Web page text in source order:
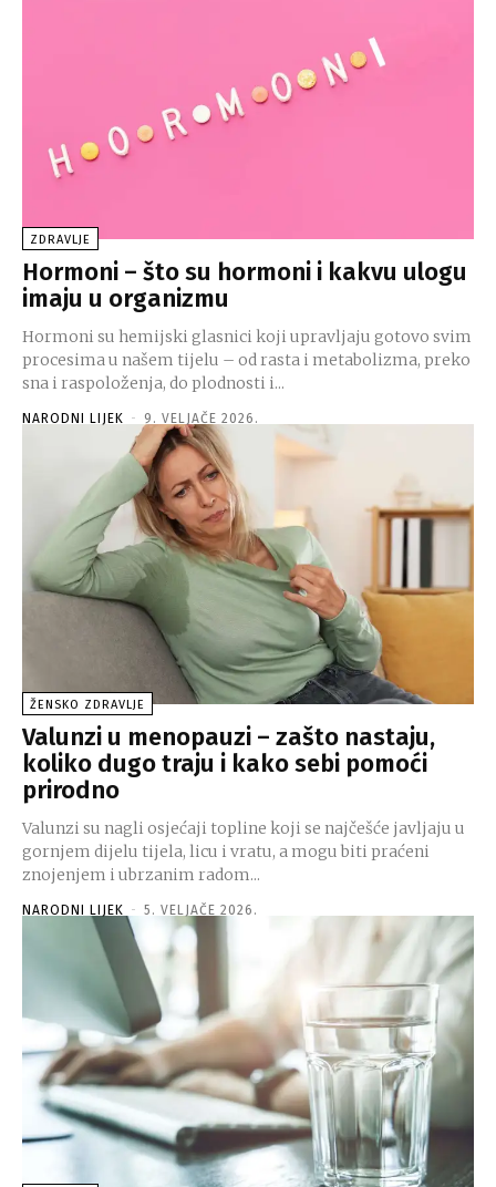
ZDRAVLJE
Hormoni – što su hormoni i kakvu ulogu
imaju u organizmu
Hormoni su hemijski glasnici koji upravljaju gotovo svim
procesima u našem tijelu – od rasta i metabolizma, preko
sna i raspoloženja, do plodnosti i...
NARODNI LIJEK - 9. VELJAČE 2026.
ŽENSKO ZDRAVLJE
Valunzi u menopauzi – zašto nastaju,
koliko dugo traju i kako sebi pomoći
prirodno
Valunzi su nagli osjećaji topline koji se najčešće javljaju u
gornjem dijelu tijela, licu i vratu, a mogu biti praćeni
znojenjem i ubrzanim radom...
NARODNI LIJEK - 5. VELJAČE 2026.